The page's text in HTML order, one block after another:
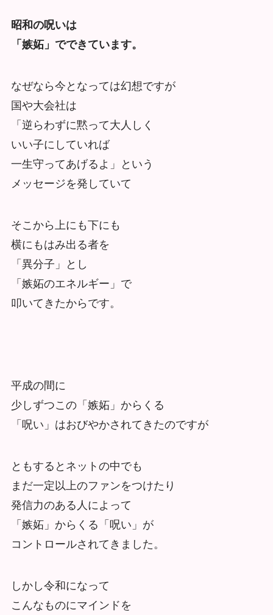
昭和の呪いは
「嫉妬」でできています。
なぜなら今となっては幻想ですが
国や大会社は
「逆らわずに黙って大人しく
いい子にしていれば
一生守ってあげるよ」という
メッセージを発していて
そこから上にも下にも
横にもはみ出る者を
「異分子」とし
「嫉妬のエネルギー」で
叩いてきたからです。
平成の間に
少しずつこの「嫉妬」からくる
「呪い」はおびやかされてきたのですが
ともするとネットの中でも
まだ一定以上のファンをつけたり
発信力のある人によって
「嫉妬」からくる「呪い」が
コントロールされてきました。
しかし令和になって
こんなものにマインドを